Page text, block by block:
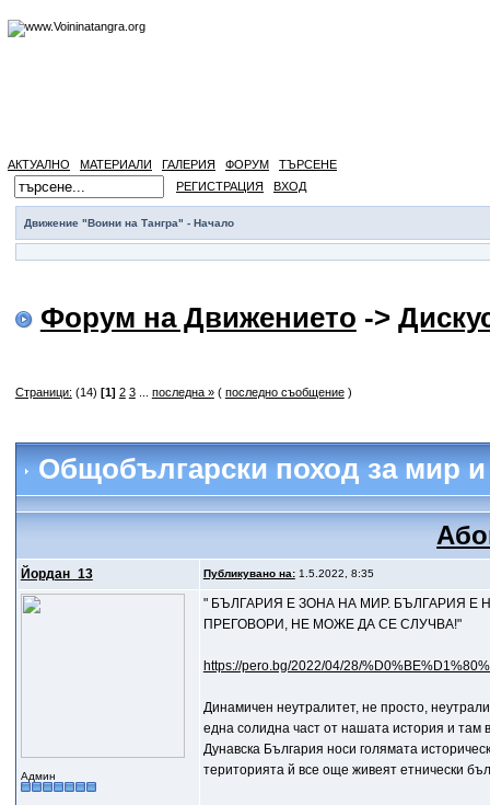
АКТУАЛНО МАТЕРИАЛИ ГАЛЕРИЯ ФОРУМ
ТЪРСЕНЕ
РЕГИСТРАЦИЯ
ВХОД
Движение "Воини на Тангра" - Начало
Форум на Движението ->
Страници: (14) [1] 2 3... последна »( последно съобщение)
Общобългарски поход за мир и
Йордан_13 Публикувано на:1.5.2022, 8:35
Админ
" БЪЛГАРИЯ Е ЗОНА НА МИР. БЪЛГАРИЯ
ПРЕГОВОРИ, НЕ МОЖЕ ДА СЕ СЛУЧВА!"
https://pero.bg/2022/04/28/
Динамичен неутралитет, не просто,
една солидна част от нашата история и там
Дунавска България носи голямата
територията й все още живеят етнически